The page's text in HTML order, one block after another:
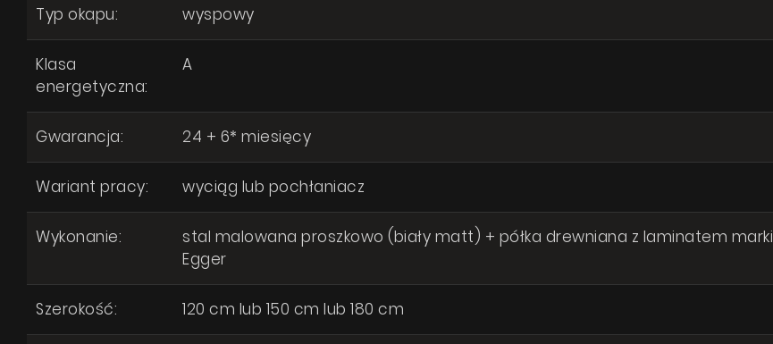
Typ okapu: wyspowy
Klasa
energetyczna:
A
Gwarancja: 24 + 6* miesięcy
Wariant pracy: wyciąg lub pochłaniacz
Wykonanie:
stal malowana proszkowo (biały matt) + półka drewniana z laminatem marki
Egger
Szerokość: 120 cm lub 150 cm lub 180 cm